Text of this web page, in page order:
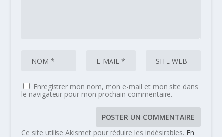
Enregistrer mon nom, mon e-mail et mon site dans
le navigateur pour mon prochain commentaire.
Ce site utilise Akismet pour réduire les indésirables. En